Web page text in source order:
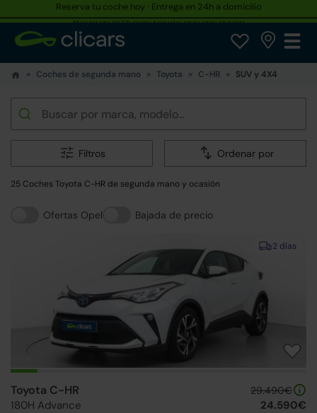
Hasta un 30% más barato que uno nuevo
Coches de segunda mano Toyota C-HR SUV y 4X4
Filtros Ordenar por
25 Coches Toyota C-HR de segunda mano y ocasión
Ofertas Opel Bajada de precio
2 días
Toyota C-HR
180H Advance
29.490€
24.590€